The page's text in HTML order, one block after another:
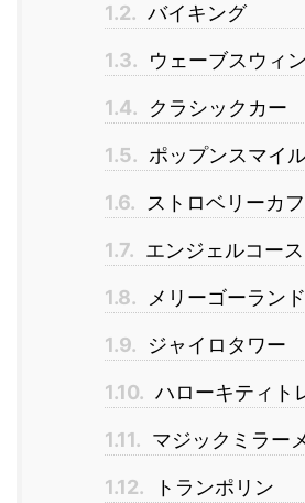
1.2. バイキング
1.3. ウェーブスウィ
1.4. クラシックカー
1.5. ポップンスマイ
1.6. ストロベリーカ
1.7. エンジェルコー
1.8. メリーゴーランド
1.9. ジャイロタワー
1.10. ハローキティト
1.11. マジックミラー
1.12. トランポリン